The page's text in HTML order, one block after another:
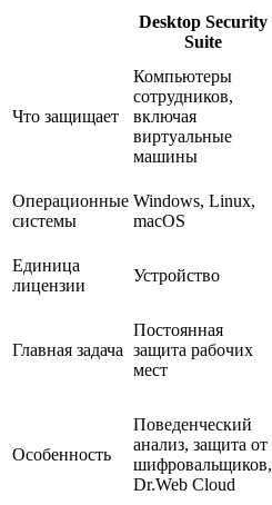
Desktop Security
Suite
Что защищает
Компьютеры
сотрудников,
включая
виртуальные
машины
Операционные
системы
Windows, Linux,
macOS
Единица
лицензии
Устройство
Главная задача
Постоянная
защита рабочих
мест
Особенность
Поведенческий
анализ, защита от
шифровальщиков,
Dr.Web Cloud